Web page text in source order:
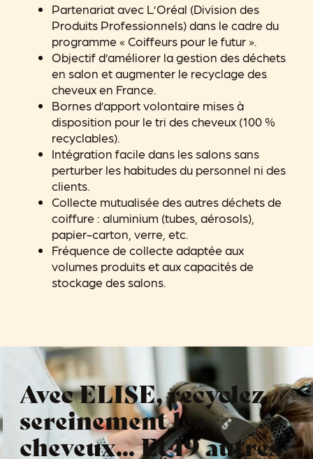
Partenariat avec L’Oréal (Division des
Produits Professionnels) dans le cadre du
programme « Coiffeurs pour le futur ».
Objectif d’améliorer la gestion des déchets
en salon et augmenter le recyclage des
cheveux en France.
Bornes d’apport volontaire mises à
disposition pour le tri des cheveux (100 %
recyclables).
Intégration facile dans les salons sans
perturber les habitudes du personnel ni des
clients.
Collecte mutualisée des autres déchets de
coiffure : aluminium (tubes, aérosols),
papier-carton, verre, etc.
Fréquence de collecte adaptée aux
volumes produits et aux capacités de
stockage des salons.
Avec ELISE, recyclez
sereinement les
cheveux... Et 19 autres